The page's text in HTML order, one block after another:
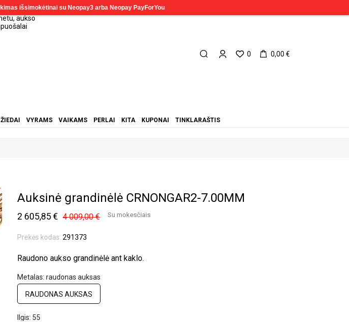
0 0,00 €
ŽIEDAI VYRAMS VAIKAMS PERLAI KITA KUPONAI TINKLARAŠTIS
Auksinė grandinėlė CRNONGAR2-7.00MM
2 605,85 € 4 009,00 € Su mokesčiais
Prekės kodas: 291373
Raudono aukso grandinėlė ant kaklo.
Metalas: raudonas auksas
RAUDONAS AUKSAS
Ilgis: 55